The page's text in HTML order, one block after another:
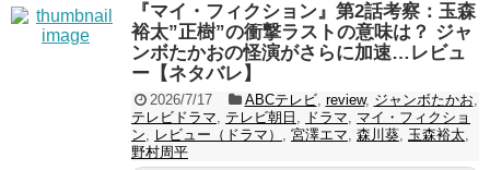
『マイ・フィクション』第2話考察：玉森
裕太”正樹”の衝撃ラストの意味は？ ジャ
ンボたかおの怪演がさらに加速…レビュ
ー【ネタバレ】
2026/7/17 ABCテレビ, review, ジャンボたかお,
テレビドラマ, テレビ朝日 , ドラマ, マイ・フィクショ
ン, レビュー（ドラマ） , 宮澤エマ, 森川葵, 玉森裕太,
野村周平